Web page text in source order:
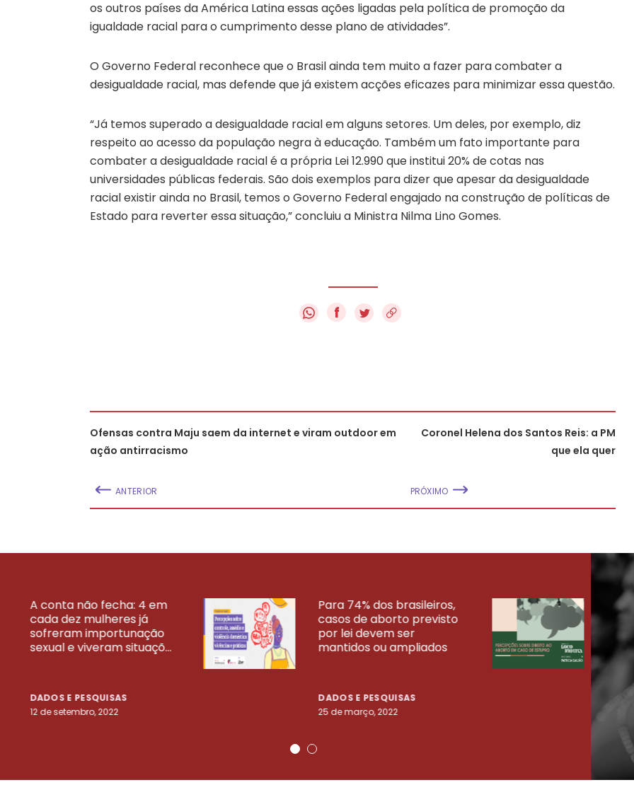
os outros países da América Latina essas ações ligadas pela política de promoção da
igualdade racial para o cumprimento desse plano de atividades”.
O Governo Federal reconhece que o Brasil ainda tem muito a fazer para combater a
desigualdade racial, mas defende que já existem acções eficazes para minimizar essa questão.
“Já temos superado a desigualdade racial em alguns setores. Um deles, por exemplo, diz
respeito ao acesso da população negra à educação. Também um fato importante para
combater a desigualdade racial é a própria Lei 12.990 que institui 20% de cotas nas
universidades públicas federais. São dois exemplos para dizer que apesar da desigualdade
racial existir ainda no Brasil, temos o Governo Federal engajado na construção de políticas de
Estado para reverter essa situação,” concluiu a Ministra Nilma Lino Gomes.
f
Ofensas contra Maju saem da internet e viram outdoor em
ação antirracismo
ANTERIOR
Coronel Helena dos Santos Reis: a PM
que ela quer
PRÓXIMO
A conta não fecha: 4 em
cada dez mulheres já
sofreram importunação
sexual e viveram situaçõ...
DADOS E PESQUISAS
12 de setembro, 2022
Para 74% dos brasileiros,
casos de aborto previsto
por lei devem ser
mantidos ou ampliados
DADOS E PESQUISAS
25 de março, 2022
23
VEJA MAIS PESQUISAS